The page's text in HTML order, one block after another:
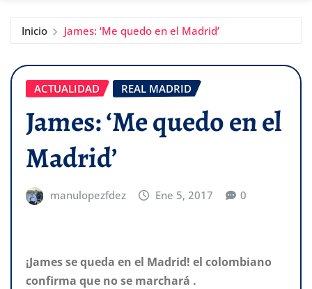
Inicio James: ‘Me quedo en el Madrid’
ACTUALIDAD REAL MADRID
James: ‘Me quedo en el
Madrid’
manulopezfdez Ene 5, 2017 0
¡James se queda en el Madrid! el colombiano
confirma que no se marchará .